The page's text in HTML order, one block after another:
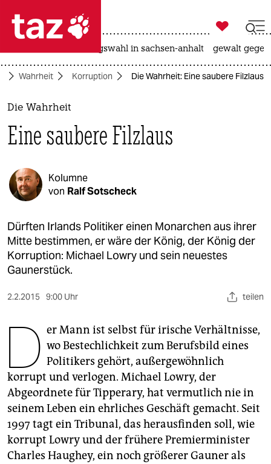
 taz zahl ich
taz zahl ich
themen
politik
öko
gesellschaft
kultur
sport
berlin
nord
wahrheit
verlag
verlag
veranstaltungen
shop
fragen & hilfe

taz zahl ich
landtagswahl in sachsen-anhalt gewalt
Wahrheit Korruption Die Wahrheit: Eine saubere Filzlaus
Die Wahrheit
Eine saubere Filzlaus
Kolumne
von Ralf Sotscheck
Dürften Irlands Politiker einen Monarchen aus ihrer
Mitte bestimmen, er wäre der König, der König der
Korruption: Michael Lowry und sein neuestes
Gaunerstück.
2.2.2015 9:00 Uhr teilen
D er Mann ist selbst für irische Verhältnisse,
wo Bestechlichkeit zum Berufsbild eines
Politikers gehört, außergewöhnlich
korrupt und verlogen. Michael Lowry, der
Abgeordnete für Tipperary, hat vermutlich nie in
seinem Leben ein ehrliches Geschäft gemacht. Seit
1997 tagt ein Tribunal, das herausfinden soll, wie
korrupt Lowry und der frühere Premierminister
Charles Haughey, ein noch größerer Gauner als